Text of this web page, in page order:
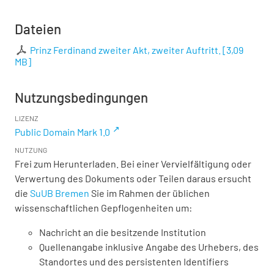
Dateien
Prinz Ferdinand zweiter Akt, zweiter Auftritt. [3,09
MB]
Nutzungsbedingungen
LIZENZ
Public Domain Mark 1.0
NUTZUNG
Frei zum Herunterladen. Bei einer Vervielfältigung oder
Verwertung des Dokuments oder Teilen daraus ersucht
die SuUB Bremen Sie im Rahmen der üblichen
wissenschaftlichen Gepflogenheiten um:
Nachricht an die besitzende Institution
Quellenangabe inklusive Angabe des Urhebers, des
Standortes und des persistenten Identifiers